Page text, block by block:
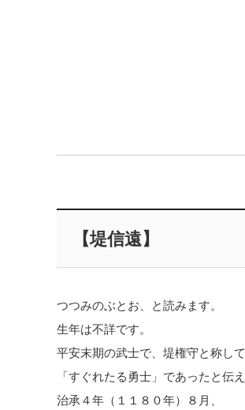
【堤信遠】
つつみのぶとお、と読みます。
生年は不詳です。
平安末期の武士で、堤権守と称して
「すぐれたる勇士」であったと伝
治承４年（１１８０年）８月、